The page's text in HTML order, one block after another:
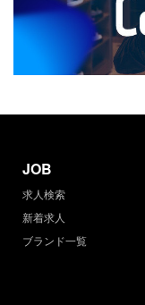
JOB
求人検索
新着求人
ブランド一覧